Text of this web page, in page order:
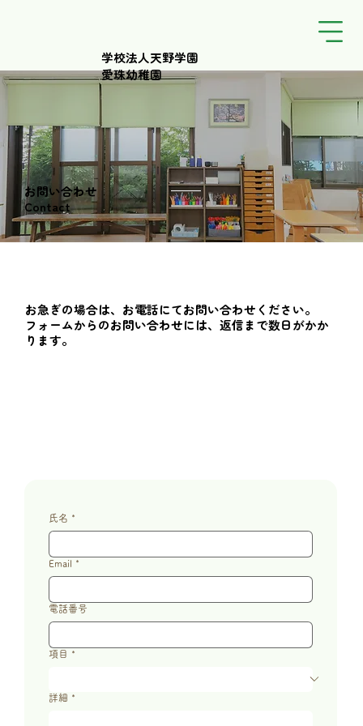
学校法人天野学園
愛珠幼稚園
​お問い合わせ
Contact
お急ぎの場合は、お電話にてお問い合わせください。
フォームからのお問い合わせには、返信まで数日がかか
ります。
氏名 *
Email *
電話番号
項目 *
詳細 *